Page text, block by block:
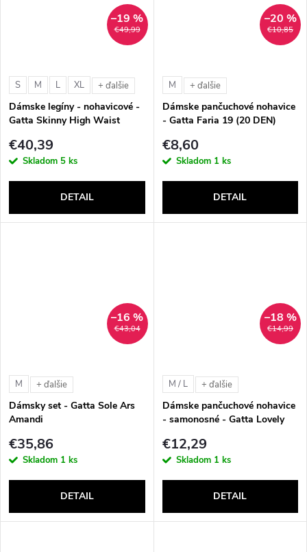
€49,99
–19 %
S M L XL + ďalšie
Dámske legíny - nohavicové -
Gatta Skinny High Waist
€40,39
Skladom 5 ks
DETAIL
€10,85
–20 %
M + ďalšie
Dámske pančuchové nohavice
- Gatta Faria 19 (20 DEN)
€8,60
Skladom 1 ks
DETAIL
€43,04
–16 %
M + ďalšie
Dámsky set - Gatta Sole Ars
Amandi
€35,86
Skladom 1 ks
DETAIL
€14,99
–18 %
M / L + ďalšie
Dámske pančuchové nohavice
- samonosné - Gatta Lovely
€12,29
Skladom 1 ks
DETAIL